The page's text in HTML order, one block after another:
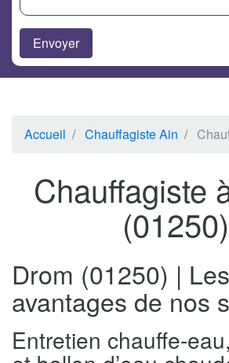
Accueil Chauffagiste Ain
Chauffagiste
(01250)
Drom (01250) | Les
avantages de nos
Entretien chauffe-